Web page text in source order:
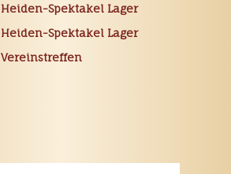
Heiden-Spektakel Lager
Heiden-Spektakel Lager
Vereinstreffen